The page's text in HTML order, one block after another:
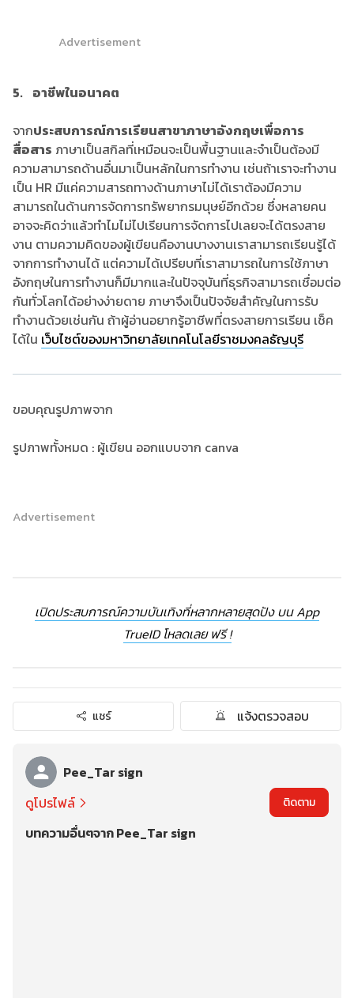
Advertisement
5. อาชีพในอนาคต
จากประสบการณ์การเรียนสาขาภาษาอังกฤษเพื่อการ
สื่อสาร ภาษาเป็นสกิลที่เหมือนจะเป็นพื้นฐานและจำเป็นต้องมี
ความสามารถด้านอื่นมาเป็นหลักในการทำงาน เช่นถ้าเราจะทำงาน
เป็น HR มีแค่ความสารถทางด้านภาษาไม่ได้เราต้องมีความ
สามารถในด้านการจัดการทรัพยากรมนุษย์อีกด้วย ซึ่งหลายคน
อาจจะคิดว่าแล้วทำไมไม่ไปเรียนการจัดการไปเลยจะได้ตรงสาย
งาน ตามความคิดของผู้เขียนคืองานบางงานเราสามารถเรียนรู้ได้
จากการทำงานได้ แต่ความได้เปรียบที่เราสามารถในการใช้ภาษา
อังกฤษในการทำงานก็มีมากและในปัจจุบันที่ธุรกิจสามารถเชื่อมต่อ
กันทั่วโลกได้อย่างง่ายดาย ภาษาจึงเป็นปัจจัยสำคัญในการรับ
ทำงานด้วยเช่นกัน ถ้าผู้อ่านอยากรู้อาชีพที่ตรงสายการเรียน เช็ค
ได้ใน เว็บไซต์ของมหาวิทยาลัยเทคโนโลยีราชมงคลธัญบุรี
ขอบคุณรูปภาพจาก
รูปภาพทั้งหมด : ผู้เขียน ออกแบบจาก canva
Advertisement
เปิดประสบการณ์ความบันเทิงที่หลากหลายสุดปัง บน App
TrueID โหลดเลย ฟรี !
แชร์ แจ้งตรวจสอบ
Pee_Tar sign
ดูโปรไฟล์
ติดตาม
บทความอื่นๆจาก Pee_Tar sign